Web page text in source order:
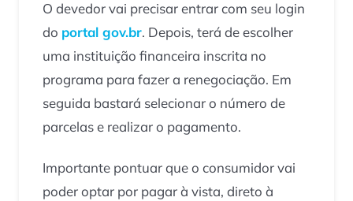
O devedor vai precisar entrar com seu login
do portal gov.br. Depois, terá de escolher
uma instituição financeira inscrita no
programa para fazer a renegociação. Em
seguida bastará selecionar o número de
parcelas e realizar o pagamento.
Importante pontuar que o consumidor vai
poder optar por pagar à vista, direto à